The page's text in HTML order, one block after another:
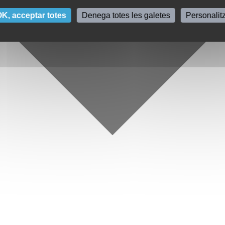
acceptar totes Denega totes les galetes